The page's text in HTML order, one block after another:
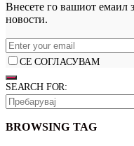
Внесете го вашиот емаил
новости.
СЕ СОГЛАСУВАМ
SEARCH FOR:
BROWSING TAG